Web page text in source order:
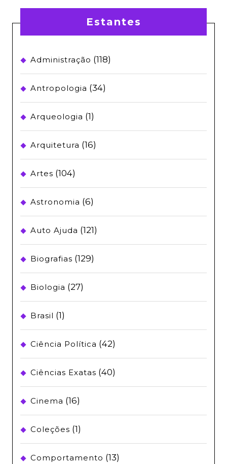
Estantes
Administração (118)
Antropologia (34)
Arqueologia (1)
Arquitetura (16)
Artes (104)
Astronomia (6)
Auto Ajuda (121)
Biografias (129)
Biologia (27)
Brasil (1)
Ciência Política (42)
Ciências Exatas (40)
Cinema (16)
Coleções (1)
Comportamento (13)